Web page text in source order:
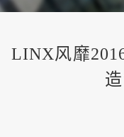
LINX风靡